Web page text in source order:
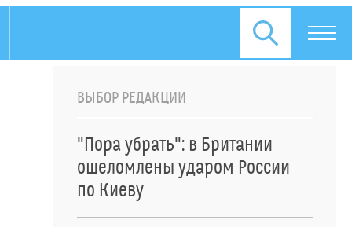
ВЫБОР РЕДАКЦИИ
"Пора убрать": в Британии
ошеломлены ударом России
по Киеву